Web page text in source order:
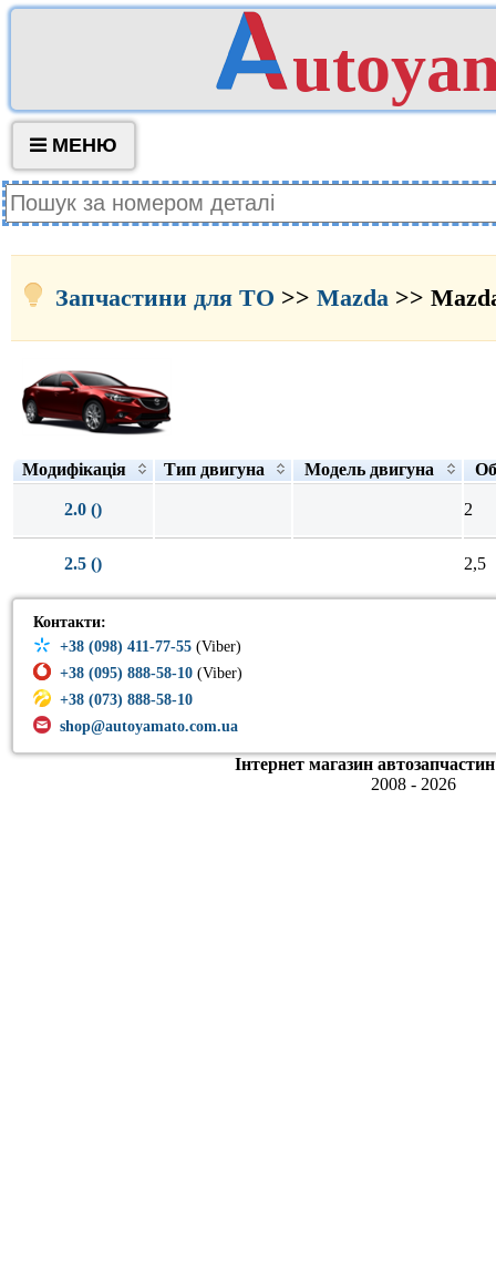
МЕНЮ
Запчастини для ТО >> Mazda >>
Модифікація Тип двигуна Модель двигуна
2.0 () 2
2.5 () 2,5
Контакти:
+38 (098) 411-77-55 (Viber)
+38 (095) 888-58-10 (Viber)
+38 (073) 888-58-10
shop@autoyamato.com.ua
Інтернет магазин
2008 - 2026